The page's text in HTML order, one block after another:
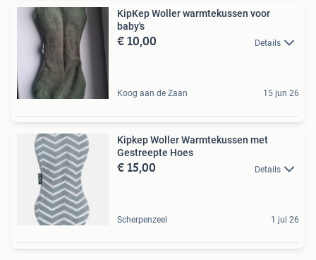
KipKep Woller warmtekussen voor
baby's
€ 10,00 Details
Koog aan de Zaan 15 jun 26
Kipkep Woller Warmtekussen met
Gestreepte Hoes
€ 15,00 Details
Scherpenzeel 1 jul 26